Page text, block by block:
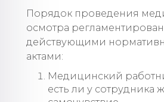
Порядок проведения
осмотра регламентирован
действующими
актами:
Медицинский
есть ли у сотрудника